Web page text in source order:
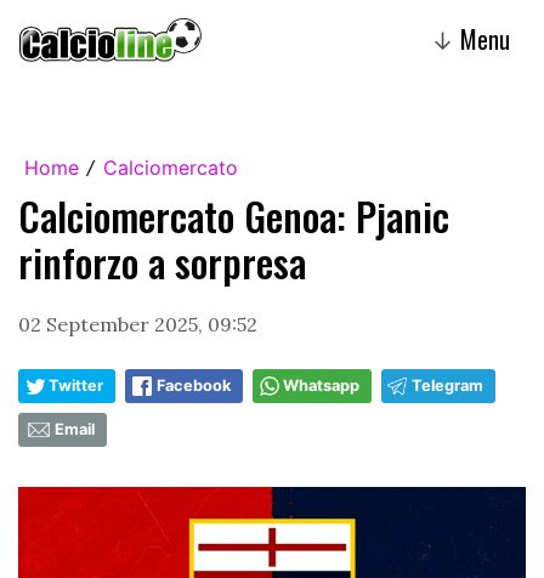
↓ Menu
Home / Calciomercato
Calciomercato Genoa: Pjanic
rinforzo a sorpresa
02 September 2025, 09:52
Twitter Facebook Whatsapp Telegram
Email